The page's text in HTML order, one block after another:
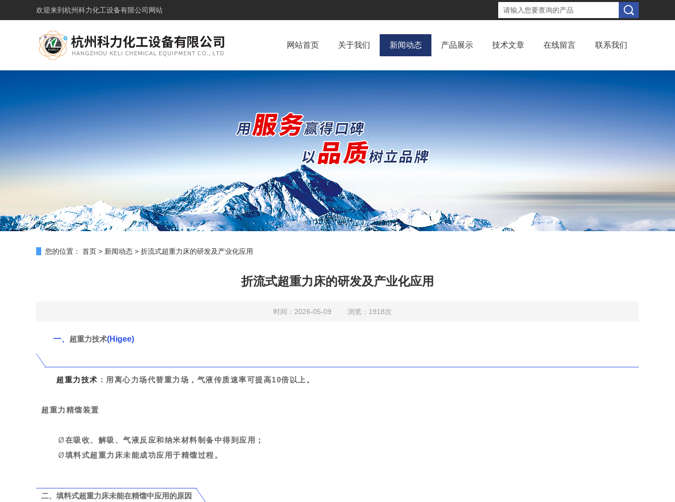
欢迎来到 杭州科力化工设备有限公司网站
网站首页 关于我们 新闻动态 产品展示 技术文章 在线留言 联系我们
您的位置： 首页 > 新闻动态 > 折流式超重力床的研发及产业化应用
折流式超重力床的研发及产业化应用
时间：2026-05-09 浏览：1918次
一、 超重力技术(Higee)
超重力技术 ： 用离心力场代替重力场，气液传质速率可提高10倍以上。
超重力精馏装置
Ø在吸收、解吸、 气液反应和纳米材料制备中得到应用；
Ø填料式超重力床未能成功应用于精馏过程。
二、填料式超重力床未能在精馏中应用的原因